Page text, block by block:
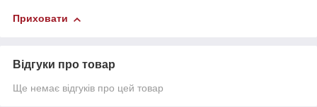
Приховати
Відгуки про товар
Ще немає відгуків про цей товар